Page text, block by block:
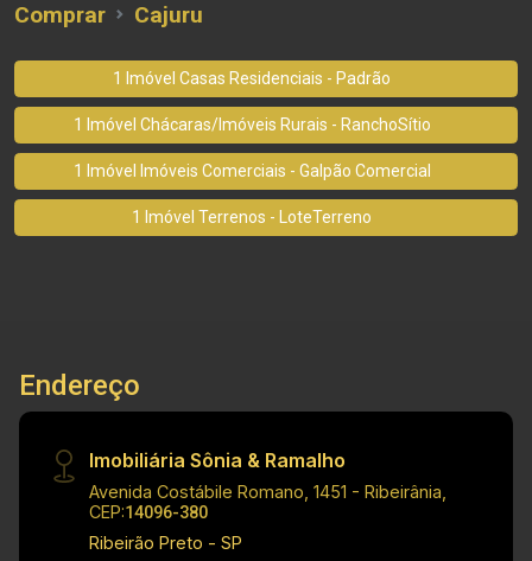
Comprar Cajuru
1 Imóvel Casas Residenciais - Padrão
1 Imóvel Chácaras/Imóveis Rurais - RanchoSítio
1 Imóvel Imóveis Comerciais - Galpão Comercial
1 Imóvel Terrenos - LoteTerreno
Endereço
Imobiliária Sônia & Ramalho
Avenida Costábile Romano, 1451 - Ribeirânia,
CEP:14096-380
Ribeirão Preto - SP